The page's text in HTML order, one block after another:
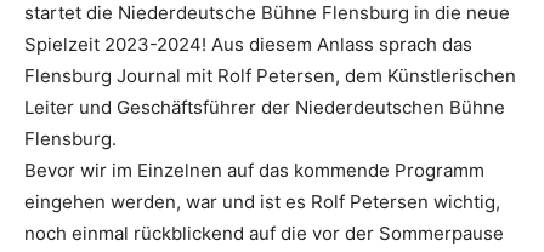
startet die Niederdeutsche Bühne Flensburg in die neue
Spielzeit 2023-2024! Aus diesem Anlass sprach das
Flensburg Journal mit Rolf Petersen, dem Künstlerischen
Leiter und Geschäftsführer der Niederdeutschen Bühne
Flensburg.
Bevor wir im Einzelnen auf das kommende Programm
eingehen werden, war und ist es Rolf Petersen wichtig,
noch einmal rückblickend auf die vor der Sommerpause